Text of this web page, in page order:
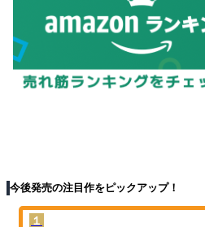
今後発売の注目作をピックアップ！
１